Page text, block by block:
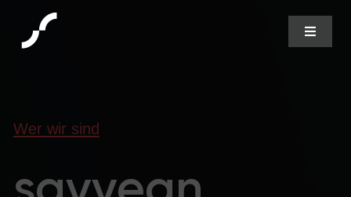
Inhalt
Toggle
Über uns
Team
Wer wir sind